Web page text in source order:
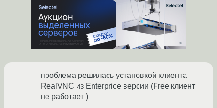
проблема решилась установкой клиента
RealVNC из Enterprice версии (Free клиент
не работает )